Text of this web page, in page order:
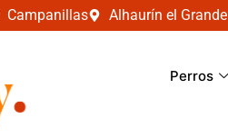
Campanillas Alhaurín el Grande
Perros